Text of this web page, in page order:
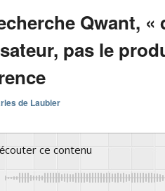
Qwant, «
pas le
de Laubier
ce contenu